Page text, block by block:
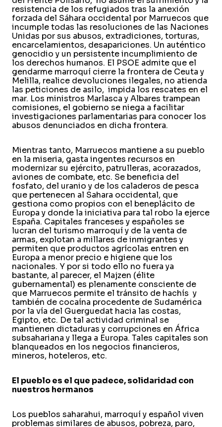
resistencia de los refugiados tras la anexión
forzada del Sáhara occidental por Marruecos que
incumple todas las resoluciones de las Naciones
Unidas por sus abusos, extradiciones, torturas,
encarcelamientos, desapariciones. Un auténtico
genocidio y un persistente incumplimiento de
los derechos humanos. El PSOE admite que el
gendarme marroquí cierre la frontera de Ceuta y
Melilla, realice devoluciones ilegales, no atienda
las peticiones de asilo, impida los rescates en el
mar. Los ministros Marlasca y Albares trampean
comisiones, el gobierno se niega a facilitar
investigaciones parlamentarias para conocer los
abusos denunciados en dicha frontera.
Mientras tanto, Marruecos mantiene a su pueblo
en la miseria, gasta ingentes recursos en
modernizar su ejército, patrulleras, acorazados,
aviones de combate, etc. Se beneficia del
fosfato, del uranio y de los caladeros de pesca
que pertenecen al Sahara occidental, que
gestiona como propios con el beneplácito de
Europa y donde la iniciativa para tal robo la ejerce
España. Capitales franceses y españoles se
lucran del turismo marroquí y de la venta de
armas, explotan a millares de inmigrantes y
permiten que productos agrícolas entren en
Europa a menor precio e higiene que los
nacionales. Y por si todo ello no fuera ya
bastante, al parecer, el Majzen (élite
gubernamental) es plenamente consciente de
que Marruecos permite el tránsito de hachís y
también de cocaína procedente de Sudamérica
por la vía del Guerguedat hacia las costas,
Egipto, etc. De tal actividad criminal se
mantienen dictaduras y corrupciones en África
subsahariana y llega a Europa. Tales capitales son
blanqueados en los negocios financieros,
mineros, hoteleros, etc.
El pueblo es el que padece, solidaridad con
nuestros hermanos
Los pueblos saharahui, marroquí y español viven
problemas similares de abusos, pobreza, paro,